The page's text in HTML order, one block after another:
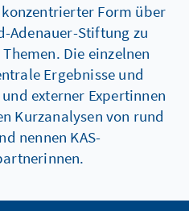
Form über
Adenauer-Stiftung zu
Die einzelnen
Ergebnisse und
externer Expertinnen
Kurzanalysen von rund
nennen KAS-